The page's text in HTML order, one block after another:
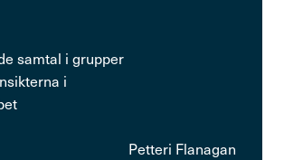
samtal i grupper
i
Petteri Flanagan